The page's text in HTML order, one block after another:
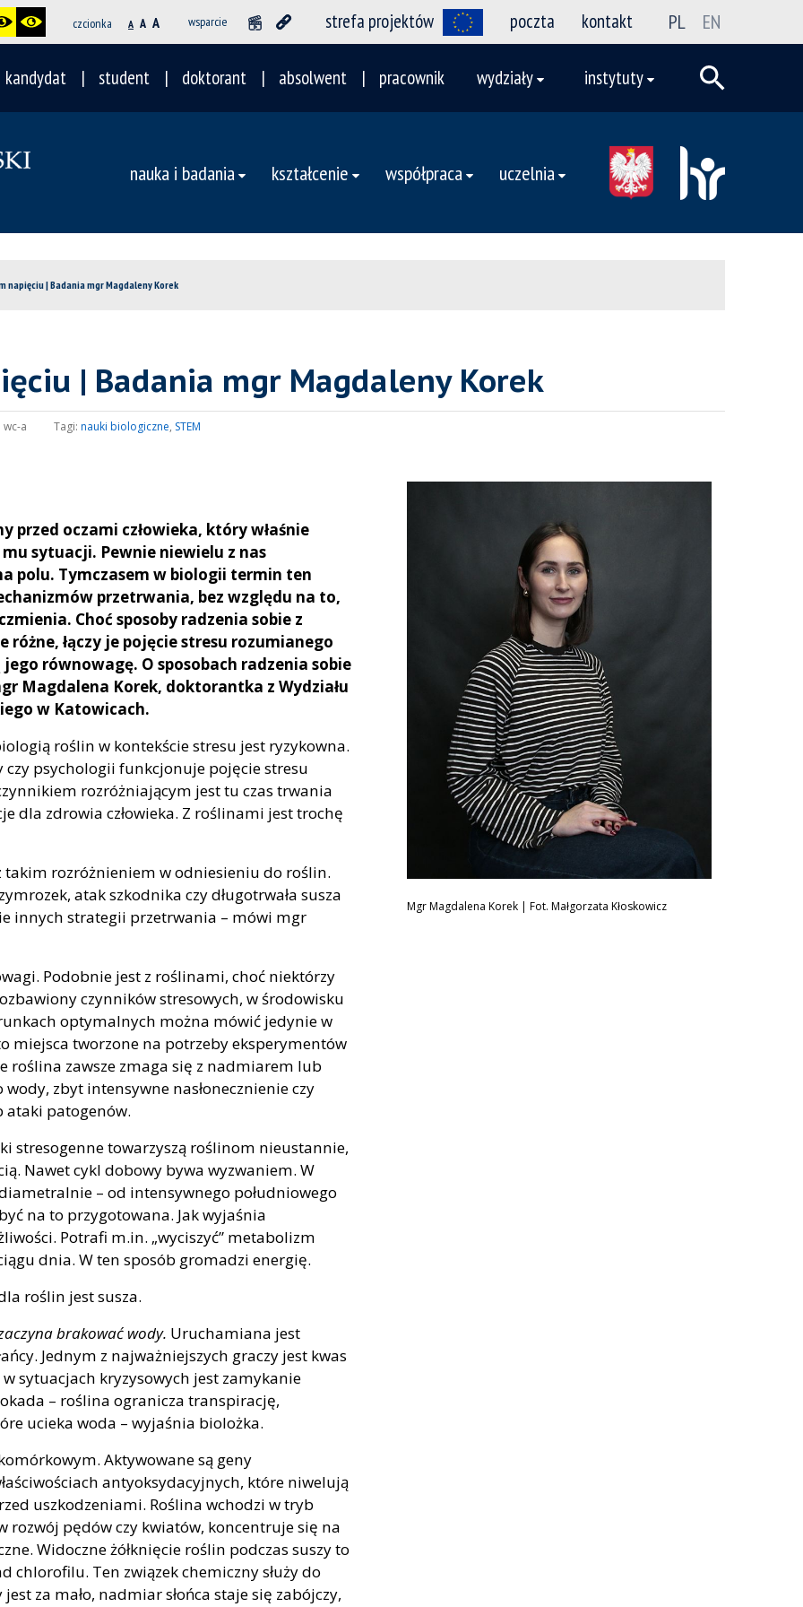
czcionka A A A wsparcie strefa projektów poczta kontakt PL EN
kandydat student doktorant absolwent pracownik wydziały instytuty
nauka i badania kształcenie współpraca uczelnia
napięciu | Badania mgr Magdaleny Korek
| Badania mgr Magdaleny Korek
wc-a Tagi: nauki biologiczne, STEM
przed oczami człowieka, który właśnie
sytuacji. Pewnie niewielu z nas
polu. Tymczasem w biologii termin ten
przetrwania, bez względu na to,
Choć sposoby radzenia sobie z
łączy je pojęcie stresu rozumianego
równowagę. O sposobach radzenia sobie
Magdalena Korek, doktorantka z Wydziału
w Katowicach.
roślin w kontekście stresu jest ryzykowna.
psychologii funkcjonuje pojęcie stresu
rozróżniającym jest tu czas trwania
dla zdrowia człowieka. Z roślinami jest trochę
takim rozróżnieniem w odniesieniu do roślin.
atak szkodnika czy długotrwała susza
innych strategii przetrwania – mówi mgr
Podobnie jest z roślinami, choć niektórzy
czynników stresowych, w środowisku
optymalnych można mówić jedynie w
miejsca tworzone na potrzeby eksperymentów
roślina zawsze zmaga się z nadmiarem lub
zbyt intensywne nasłonecznienie czy
patogenów.
stresogenne towarzyszą roślinom nieustannie,
Nawet cykl dobowy bywa wyzwaniem. W
– od intensywnego południowego
na to przygotowana. Jak wyjaśnia
Potrafi m.in. „wyciszyć” metabolizm
dnia. W ten sposób gromadzi energię.
roślin jest susza.
brakować wody. Uruchamiana jest
Jednym z najważniejszych graczy jest kwas
sytuacjach kryzysowych jest zamykanie
– roślina ogranicza transpirację,
ucieka woda – wyjaśnia biolożka.
Aktywowane są geny
antyoksydacyjnych, które niwelują
uszkodzeniami. Roślina wchodzi w tryb
rozwój pędów czy kwiatów, koncentruje się na
Widoczne żółknięcie roślin podczas suszy to
chlorofilu. Ten związek chemiczny służy do
za mało, nadmiar słońca staje się zabójczy,
Mgr Magdalena Korek | Fot. Małgorzata Kłoskowicz